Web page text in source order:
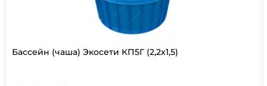
Бассейн (чаша) Экосети КП5Г (2,2х1,5)